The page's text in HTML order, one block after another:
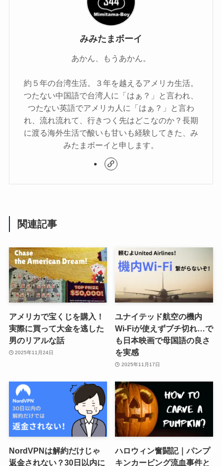
みみたまボーイ
あかん、もうあかん。
約５年の台湾生活。３年を越えるアメリカ生活。
つたない中国語で台湾人に「はぁ？」と言われ、
つたない英語でアメリカ人に「はぁ？」と言わ
れ、流れ流れて、行きつく先はどこなのか？長期
に渡る海外生活で酸いも甘いも経験してきた、み
みたまボーイと申します。
関連記事
アメリカで宝くじを購入！
実際に買って大金を逃した
男のリアルな話
2025年11月24日
ユナイテッド航空の機内
Wi-Fiが使えずブチ切れ…で
も日本映画で母国語の良さ
を実感
2025年11月17日
NordVPNは解約だけじゃ
返金されない？30日以内に
ハロウィン奮闘記｜パンプ
キンカービング流血事件と